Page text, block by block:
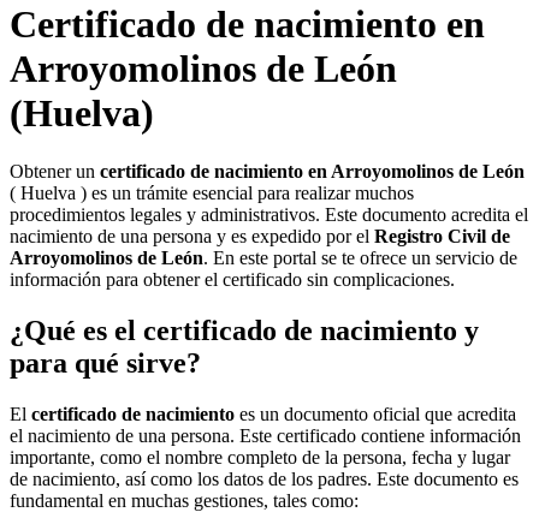
Certificado de nacimiento en
Arroyomolinos de León
(Huelva)
Obtener un certificado de nacimiento en Arroyomolinos de León
( Huelva ) es un trámite esencial para realizar muchos
procedimientos legales y administrativos. Este documento acredita el
nacimiento de una persona y es expedido por el Registro Civil de
Arroyomolinos de León. En este portal se te ofrece un servicio de
información para obtener el certificado sin complicaciones.
¿Qué es el certificado de nacimiento y
para qué sirve?
El certificado de nacimiento es un documento oficial que acredita
el nacimiento de una persona. Este certificado contiene información
importante, como el nombre completo de la persona, fecha y lugar
de nacimiento, así como los datos de los padres. Este documento es
fundamental en muchas gestiones, tales como: